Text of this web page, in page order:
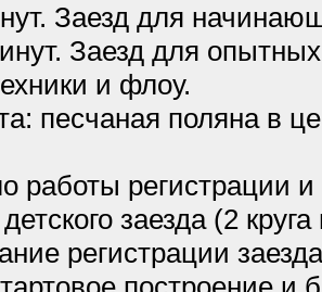
Заезд для
Заезд для
и флоу.
песчаная поляна в
работы регистрации
заезда (2
регистрации